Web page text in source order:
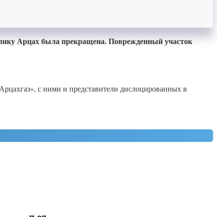
Арцах была прекращена. Поврежденный участок
с ними и представители дислоцированных в